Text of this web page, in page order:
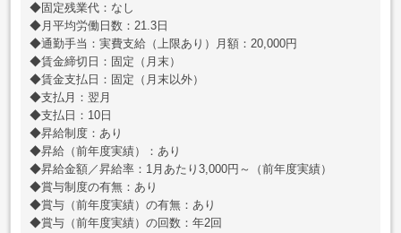
◆固定残業代：なし
◆月平均労働日数：21.3日
◆通勤手当：実費支給（上限あり）月額：20,000円
◆賃金締切日：固定（月末）
◆賃金支払日：固定（月末以外）
◆支払月：翌月
◆支払日：10日
◆昇給制度：あり
◆昇給（前年度実績）：あり
◆昇給金額／昇給率：1月あたり3,000円～（前年度実績）
◆賞与制度の有無：あり
◆賞与（前年度実績）の有無：あり
◆賞与（前年度実績）の回数：年2回